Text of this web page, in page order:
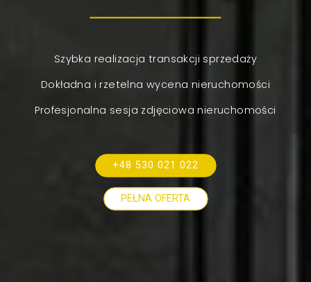
Szybka realizacja transakcji sprzedaży
Dokładna i rzetelna wycena nieruchomości
Profesjonalna sesja zdjęciowa nieruchomości
+48 530 021 022
PEŁNA OFERTA